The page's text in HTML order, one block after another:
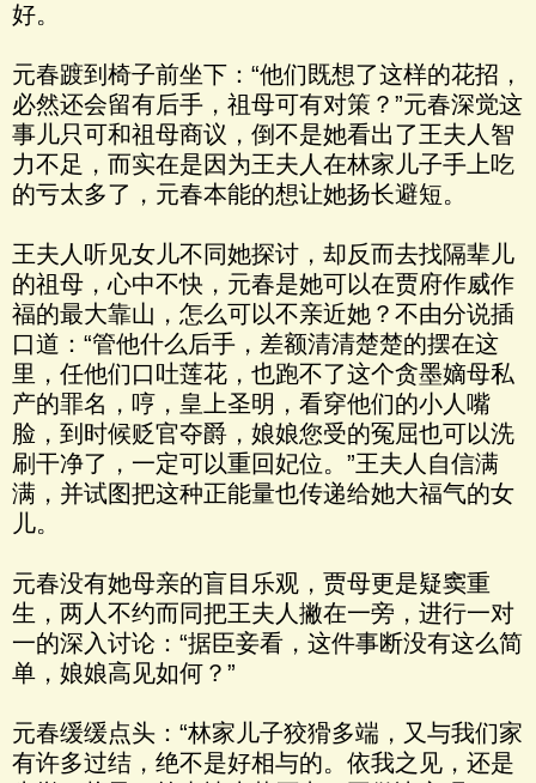
好。
元春踱到椅子前坐下：“他们既想了这样的花招，
必然还会留有后手，祖母可有对策？”元春深觉这
事儿只可和祖母商议，倒不是她看出了王夫人智
力不足，而实在是因为王夫人在林家儿子手上吃
的亏太多了，元春本能的想让她扬长避短。
王夫人听见女儿不同她探讨，却反而去找隔辈儿
的祖母，心中不快，元春是她可以在贾府作威作
福的最大靠山，怎么可以不亲近她？不由分说插
口道：“管他什么后手，差额清清楚楚的摆在这
里，任他们口吐莲花，也跑不了这个贪墨嫡母私
产的罪名，哼，皇上圣明，看穿他们的小人嘴
脸，到时候贬官夺爵，娘娘您受的冤屈也可以洗
刷干净了，一定可以重回妃位。”王夫人自信满
满，并试图把这种正能量也传递给她大福气的女
儿。
元春没有她母亲的盲目乐观，贾母更是疑窦重
生，两人不约而同把王夫人撇在一旁，进行一对
一的深入讨论：“据臣妾看，这件事断没有这么简
单，娘娘高见如何？”
元春缓缓点头：“林家儿子狡猾多端，又与我们家
有许多过结，绝不是好相与的。依我之见，还是